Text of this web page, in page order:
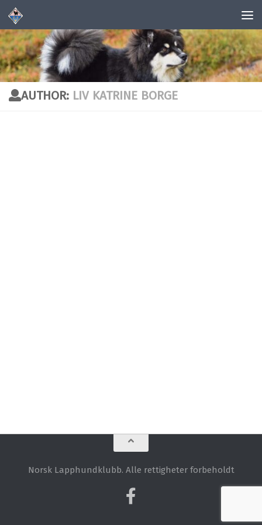
Skip to content
AUTHOR: LIV KATRINE BORGE
Norsk Lapphundklubb. Alle rettigheter forbeholdt